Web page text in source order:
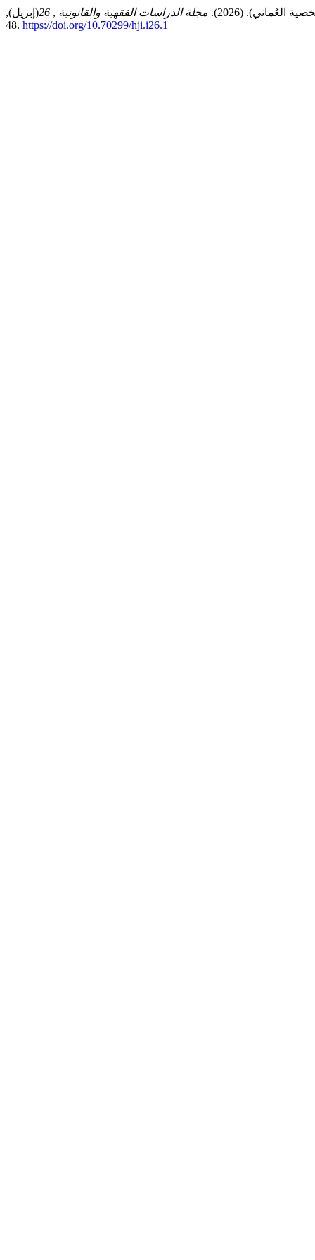
(2026). مجلة الدراسات الفقهية والقانونية ,
26(إبريل),
48. https://doi.org/10.70299/hji.i26.1